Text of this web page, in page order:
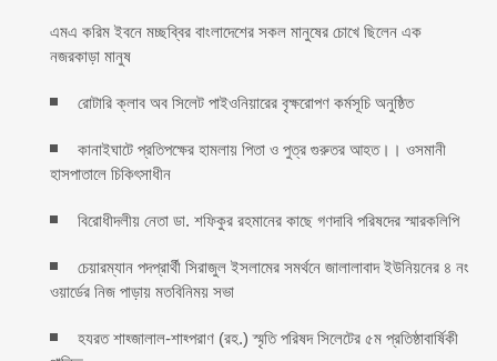
এমএ করিম ইবনে মচ্ছব্বির বাংলাদেশের সকল মানুষের চোখে ছিলেন এক
নজরকাড়া মানুষ ‎
রোটারি ক্লাব অব সিলেট পাইওনিয়ারের বৃক্ষরোপণ কর্মসূচি অনুষ্ঠিত
কানাইঘাটে প্রতিপক্ষের হামলায় পিতা ও পুত্র গুরুতর আহত।। ওসমানী
হাসপাতালে চিকিৎসাধীন
বিরোধীদলীয় নেতা ডা. শফিকুর রহমানের কাছে গণদাবি পরিষদের স্মারকলিপি ‎
চেয়ারম্যান পদপ্রার্থী সিরাজুল ইসলামের সমর্থনে জালালাবাদ ইউনিয়নের ৪ নং
ওয়ার্ডের নিজ পাড়ায় মতবিনিময় সভা
হযরত শাহ্জালাল-শাহ্পরাণ (রহ.) স্মৃতি পরিষদ সিলেটের ৫ম প্রতিষ্ঠাবার্ষিকী